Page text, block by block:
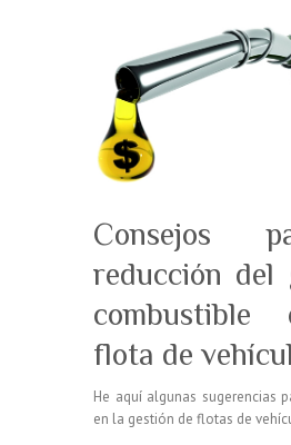
Consejos
reducción del
flota de
He aquí algunas sugerencias
en la gestión de flotas de